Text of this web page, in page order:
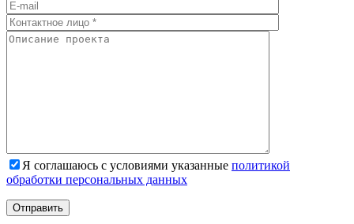
Я соглашаюсь с условиями указанные политикой
обработки персональных данных
Отправить